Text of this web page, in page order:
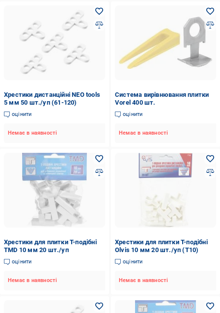
Хрестики дистанційні NEO tools
5 мм 50 шт./уп (61-120)
оцінити
Немає в наявності
Система вирівнювання плитки
Vorel 400 шт.
оцінити
Немає в наявності
Хрестики для плитки Т-подібні
TMD 10 мм 20 шт./уп
оцінити
Немає в наявності
Хрестики для плитки Т-подібні
Olvis 10 мм 20 шт./уп (Т10)
оцінити
Немає в наявності